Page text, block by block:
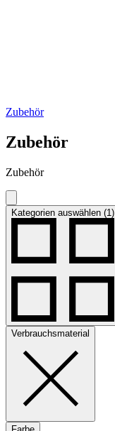
Zubehör
Zubehör
Zubehör
Kategorien auswählen (1)
Verbrauchsmaterial